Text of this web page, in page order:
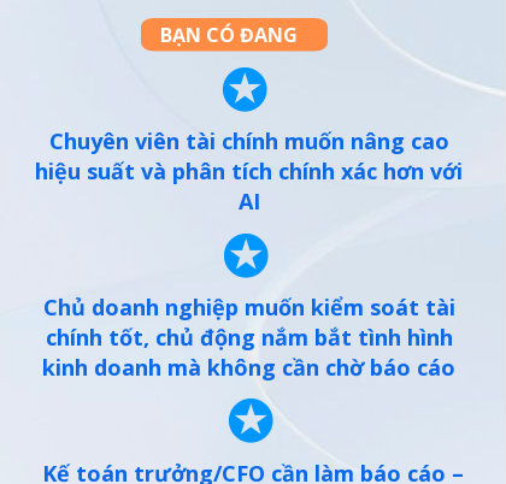
✪
Chuyên viên tài chính muốn nâng cao
hiệu suất và phân tích chính xác hơn với
AI
Kế toán trưởng/CFO cần làm báo cáo –
✪
Chủ doanh nghiệp muốn kiểm soát tài
chính tốt, chủ động nắm bắt tình hình
kinh doanh mà không cần chờ báo cáo
✪
BẠN CÓ ĐANG